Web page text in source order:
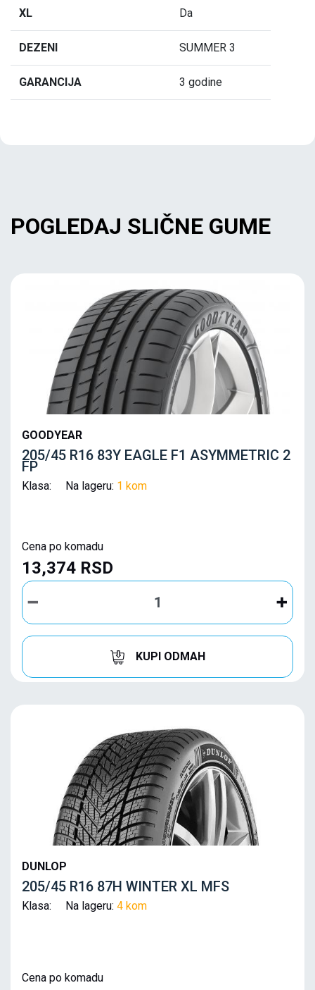
XL Da
DEZENI SUMMER 3
GARANCIJA 3 godine
POGLEDAJ SLIČNE GUME
GOODYEAR
205/45 R16 83Y EAGLE F1 ASYMMETRIC 2
FP
Klasa: Na lageru: 1 kom
Cena po komadu
13,374 RSD
KUPI ODMAH
DUNLOP
205/45 R16 87H WINTER XL MFS
Klasa: Na lageru: 4 kom
Cena po komadu